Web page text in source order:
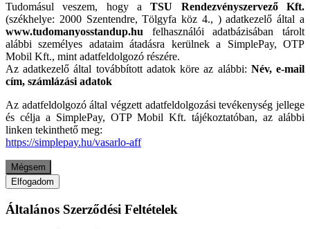
Tudomásul veszem, hogy aTSU Rendezvényszervező Kft.
(székhelye: 2000 Szentendre, Tölgyfa köz 4., ) adatkezelő által a
www.tudomanyosstandup.hu felhasználói adatbázisában tárolt
alábbi személyes adataim átadásra kerülnek a SimplePay, OTP
Mobil Kft., mint adatfeldolgozó részére.
Az adatkezelő által továbbított adatok köre az alábbi: Név, e-mail
cím, számlázási adatok
Az adatfeldolgozó által végzett adatfeldolgozási tevékenység jellege
és célja a SimplePay, OTP Mobil Kft. tájékoztatóban, az alábbi
linken tekinthető meg:
https://simplepay.hu/vasarlo-aff
Mégsem
Elfogadom
Általános Szerződési Feltételek